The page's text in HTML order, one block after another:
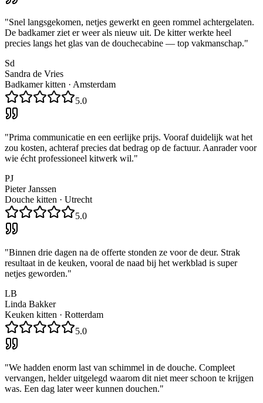
"Snel langsgekomen, netjes gewerkt en geen rommel achtergelaten.
De badkamer ziet er weer als nieuw uit. De kitter werkte heel
precies langs het glas van de douchecabine — top vakmanschap."
Sd
Sandra de Vries
Badkamer kitten · Amsterdam
5.0
"Prima communicatie en een eerlijke prijs. Vooraf duidelijk wat het
zou kosten, achteraf precies dat bedrag op de factuur. Aanrader voor
wie écht professioneel kitwerk wil."
PJ
Pieter Janssen
Douche kitten · Utrecht
5.0
"Binnen drie dagen na de offerte stonden ze voor de deur. Strak
resultaat in de keuken, vooral de naad bij het werkblad is super
netjes geworden."
LB
Linda Bakker
Keuken kitten · Rotterdam
5.0
"We hadden enorm last van schimmel in de douche. Compleet
vervangen, helder uitgelegd waarom dit niet meer schoon te krijgen
was. Een dag later weer kunnen douchen."